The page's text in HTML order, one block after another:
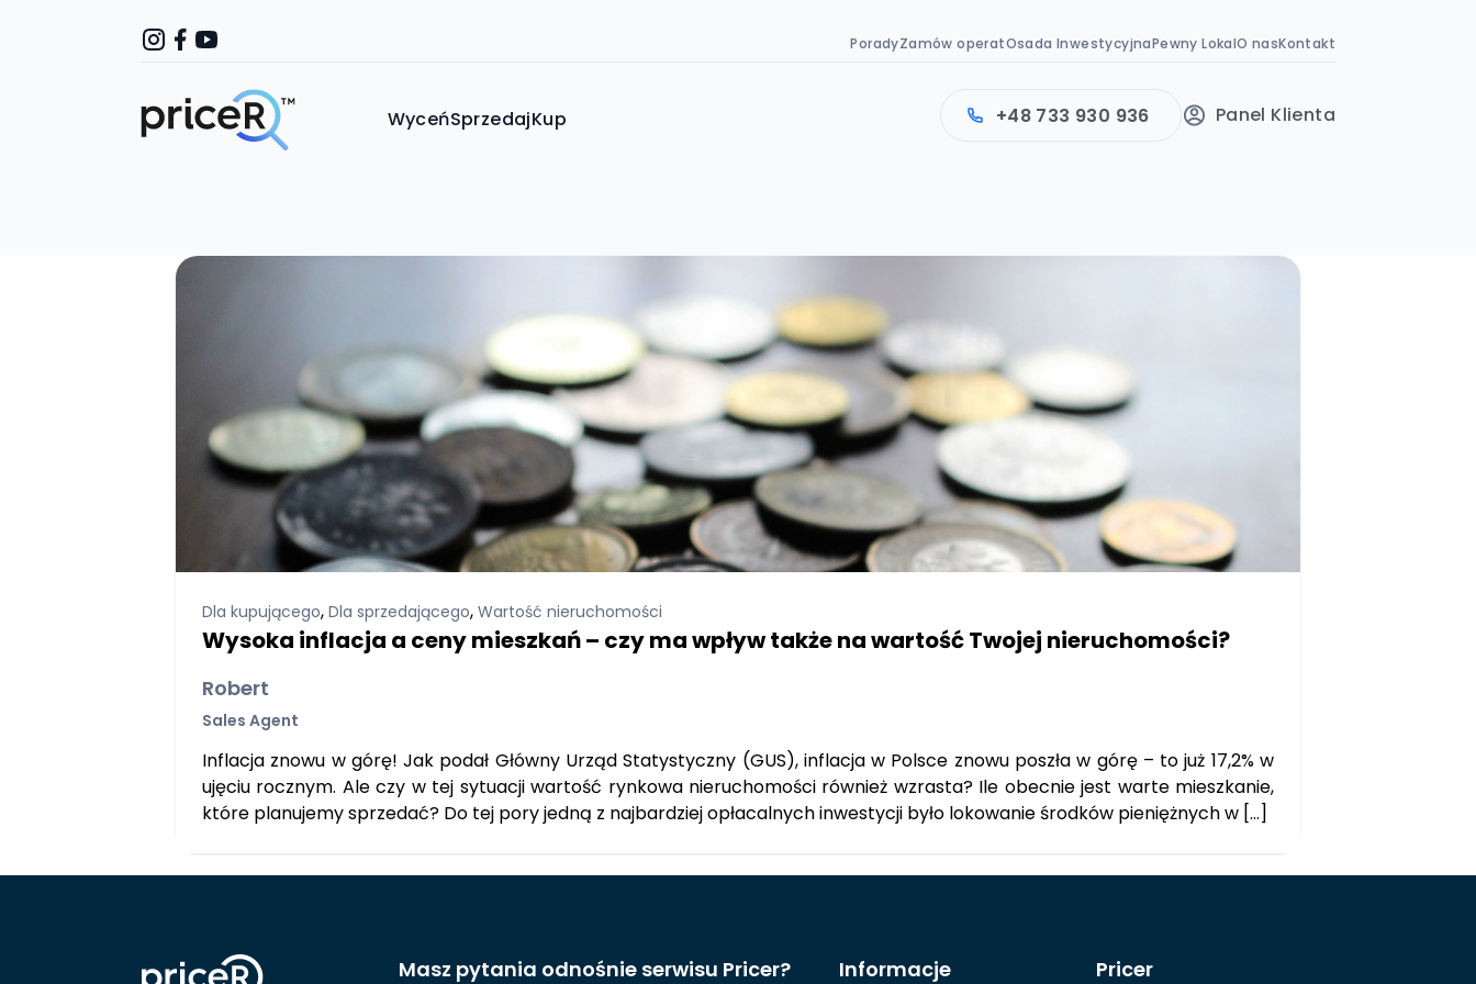
PoradyZamów operatOsada InwestycyjnaPewny LokalO nasKontakt
WyceńSprzedajKup +48 733 930 936 Panel Klienta
Dla kupującego, Dla sprzedającego, Wartość nieruchomości
Wysoka inflacja a ceny mieszkań – czy ma wpływ także na wartość Twojej nieruchomości?
Robert
Sales Agent
Inflacja znowu w górę! Jak podał Główny Urząd Statystyczny (GUS), inflacja w Polsce znowu poszła w górę – to już 17,2% w
ujęciu rocznym. Ale czy w tej sytuacji wartość rynkowa nieruchomości również wzrasta? Ile obecnie jest warte mieszkanie,
które planujemy sprzedać? Do tej pory jedną z najbardziej opłacalnych inwestycji było lokowanie środków pieniężnych w […]
Masz pytania odnośnie serwisu Pricer? Informacje Pricer